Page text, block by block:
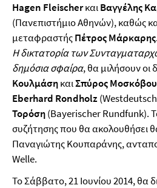
Hagen FleischerκαιΒαγγέλης
(Πανεπιστήμιο Αθηνών), καθώς
μεταφραστήςΠέτρος Μάρκαρης
Η δικτατορία των
δημόσια σφαίρα, θα μιλήσουν οι
ΚουλμάσηκαιΣπύρος Μοσκόβου
Eberhard Rondholz
Τορόση(Bayerischer Rundfunk).
συζήτησης που θα ακολουθήσει
Παναγιώτης Κουπαράνης,
Welle.
Το Σάββατο, 21 Ιουνίου 2014, θα